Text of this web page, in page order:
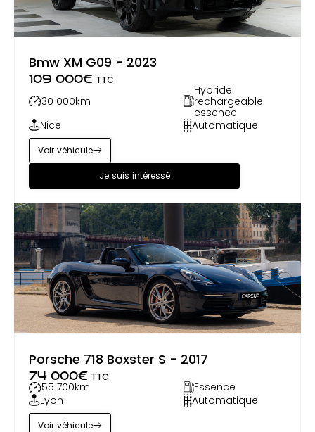
Bmw XM G09 - 2023
109 000€ TTC
30 000km
Hybride
rechargeable
essence
Nice
Automatique
Je suis intéressé
Voir véhicule
Porsche 718 Boxster S - 2017
74 000€ TTC
55 700km
Essence
Lyon
Automatique
Voir véhicule